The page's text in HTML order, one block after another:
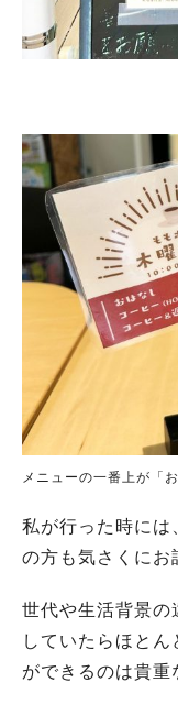
メニューの一番上が「
私が行った時には
の方も気さくにお
世代や生活背景の
していたらほと
ができるのは貴重